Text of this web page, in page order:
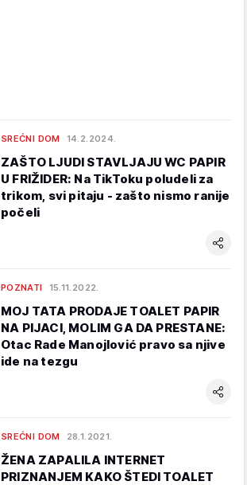
SREĆNI DOM 14.2.2024.
ZAŠTO LJUDI STAVLJAJU WC PAPIR
U FRIŽIDER: Na TikToku poludeli za
trikom, svi pitaju - zašto nismo ranije
počeli
POZNATI 15.11.2022.
MOJ TATA PRODAJE TOALET PAPIR
NA PIJACI, MOLIM GA DA PRESTANE:
Otac Rade Manojlović pravo sa njive
ide na tezgu
SREĆNI DOM 28.1.2021.
ŽENA ZAPALILA INTERNET
PRIZNANJEM KAKO ŠTEDI TOALET